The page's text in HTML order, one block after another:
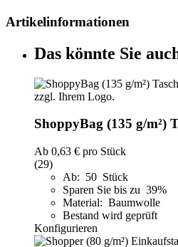
Artikelinformationen
Das könnte Sie
ShoppyBag (135 g/m²)
Ab 0,63 € pro Stück
(29)
Ab: 50 Stück
Sparen Sie bis zu 39%
Material: Baumwolle
Bestand wird geprüft
Konfigurieren